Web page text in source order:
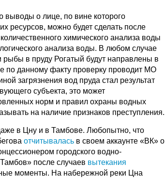
выводы о лице, по вине которого
ресурсов, можно будет сделать после
химического анализа воды
анализа воды. В любом случае
в пруду Рогатый будут направлены в
по данному факту проверку проводит МО
загрязнения вод пруда стал результат
субъекта, это может
норм и правил охраны водных
на наличие признаков преступления.
в Цну и в Тамбове. Любопытно, что
отчитывалась в своем аккаунте «ВК» о
городского водно-
после случаев вытекания
моменты. На набережной реки Цна